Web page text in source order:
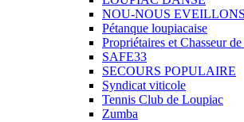
NOU-NOUS EVEILLONS
Pétanque loupiacaise
Propriétaires et Chasseur
SAFE33
SECOURS POPULAIRE
Syndicat viticole
Tennis Club de Loupiac
Zumba